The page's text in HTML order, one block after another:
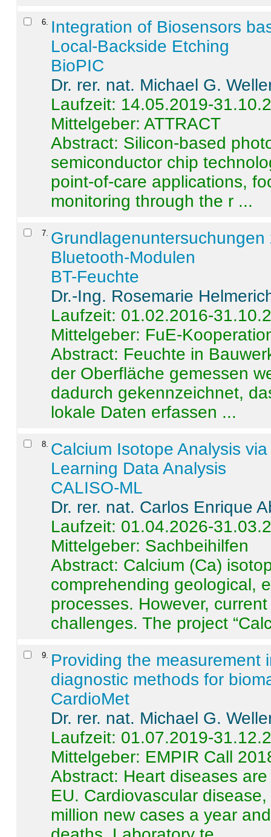
6
Integration of Biosensors
Local-Backside Etching
BioPIC
Dr. rer. nat. Michael G.
Laufzeit: 14.05.2019-
Mittelgeber: ATTRACT
Abstract: Silicon-based
semiconductor chip
point-of-care applications,
monitoring through the r ...
7
Bluetooth-Modulen
BT-Feuchte
Dr.-Ing. Rosemarie
Laufzeit: 01.02.2016-
Mittelgeber: FuE-
Abstract: Feuchte in
der Oberfläche gemessen
dadurch gekennzeichnet,
lokale Daten erfassen ...
8 Calcium Isotope Analysis
Learning Data Analysis
CALISO-ML
Dr. rer. nat. Carlos Enrique
Laufzeit: 01.04.2026-
Mittelgeber: Sachbeihilfen
Abstract: Calcium (Ca)
comprehending geological,
processes. However,
challenges. The project
9
Providing the measurement
diagnostic methods for
CardioMet
Dr. rer. nat. Michael G.
Laufzeit: 01.07.2019-
Mittelgeber: EMPIR Call
Abstract: Heart diseases
EU. Cardiovascular
million new cases a year